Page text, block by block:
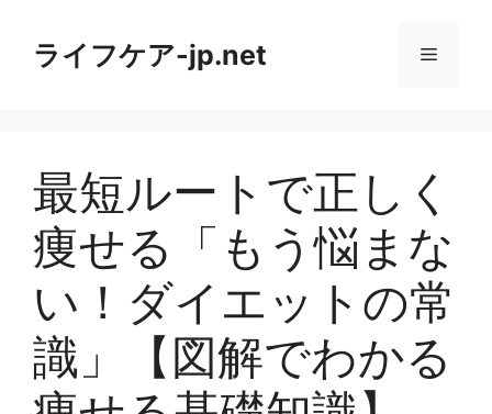
ライフケア-jp.net メ
ー
最短ルートで正しく
痩せる「もう悩まな
い！ダイエットの常
識」【図解でわかる